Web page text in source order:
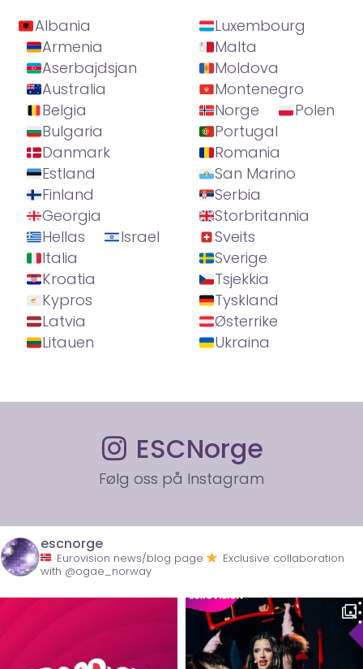
Albania
Armenia
Aserbajdsjan
Australia
Belgia
Bulgaria
Danmark
Estland
Finland
Georgia
Hellas
Israel
Italia
Kroatia
Kypros
Latvia
Litauen
Luxembourg
Malta
Moldova
Montenegro
Norge
Polen
Portugal
Romania
San Marino
Serbia
Storbritannia
Sveits
Sverige
Tsjekkia
Tyskland
Østerrike
Ukraina
ESCNorge
Følg oss på Instagram
escnorge
Eurovision news/blog page
Exclusive collaboration
with @ogae_norway